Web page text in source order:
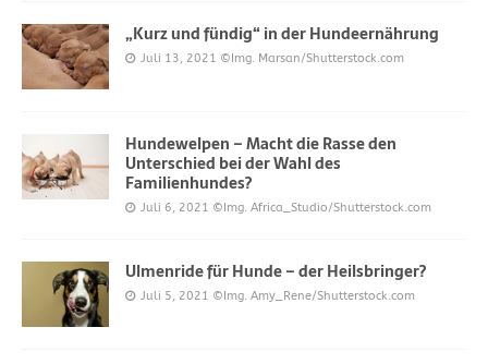
„Kurz und fündig“ in der Hundeernährung
Juli 13, 2021 ©Img. Marsan/Shutterstock.com
Hundewelpen – Macht die Rasse den
Unterschied bei der Wahl des
Familienhundes?
Juli 6, 2021 ©Img. Africa_Studio/Shutterstock.com
Ulmenride für Hunde – der Heilsbringer?
Juli 5, 2021 ©Img. Amy_Rene/Shutterstock.com